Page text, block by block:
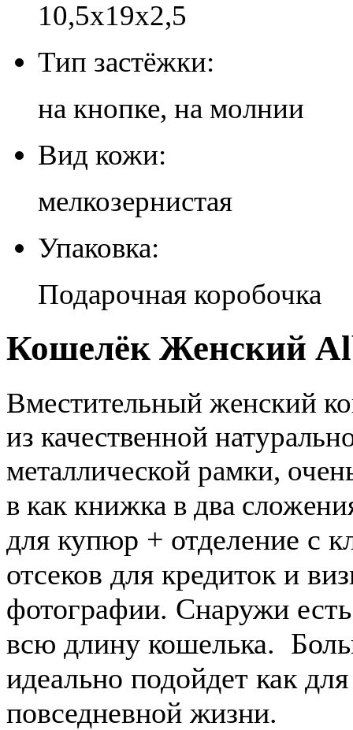
10,5х19х2,5
Тип застёжки:
на кнопке, на молнии
Вид кожи:
мелкозернистая
Упаковка:
Подарочная коробочка
Кошелёк Женский
Вместительный женский
из качественной
металлической рамки,
в как книжка в два
для купюр + отделение с
отсеков для кредиток и
фотографии. Снаружи
всю длину кошелька.
идеально подойдет как
повседневной жизни.